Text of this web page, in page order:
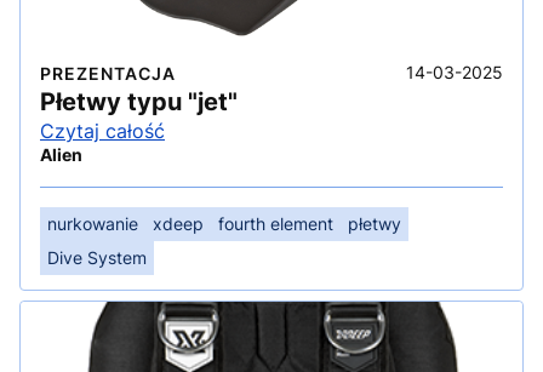
PREZENTACJA 14-03-2025
Płetwy typu "jet"
Czytaj całość
Alien
nurkowanie xdeep fourth element
płetwy
Dive System